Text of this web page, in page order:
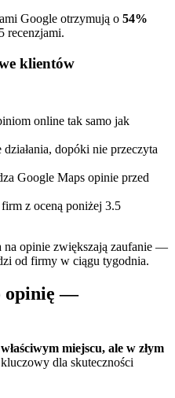
Google otrzymują o 54%
recenzjami.
klientów
online tak samo jak
dopóki nie przeczyta
Google Maps opinie przed
z oceną poniżej 3.5
na opinie zwiększają zaufanie —
od firmy w ciągu tygodnia.
opinię —
miejscu, ale w złym
dla skuteczności